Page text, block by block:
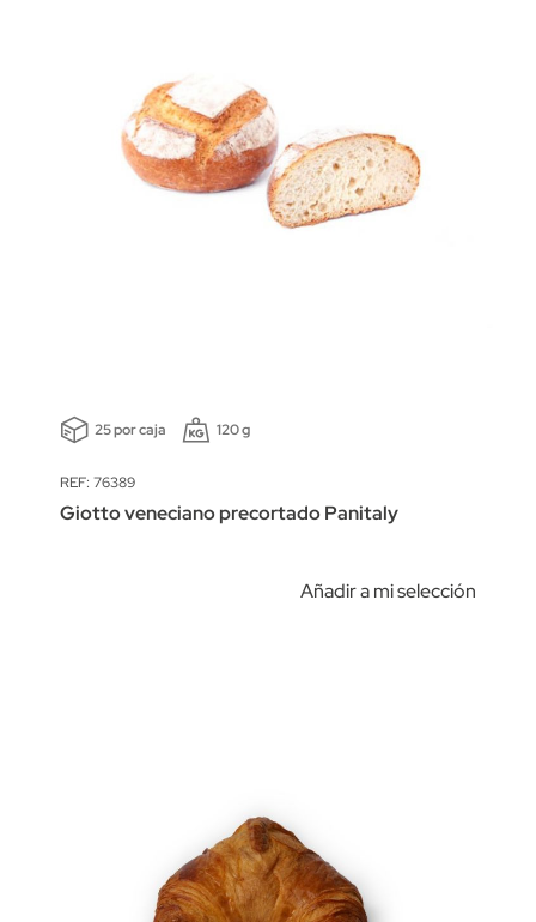
25 por caja 120 g
REF: 76389
Giotto veneciano precortado Panitaly
Añadir a mi selección